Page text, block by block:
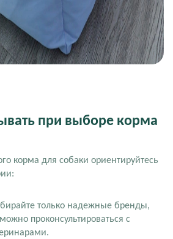
при выборе корма
корма для собаки ориентируйтесь
только надежные бренды,
проконсультироваться с